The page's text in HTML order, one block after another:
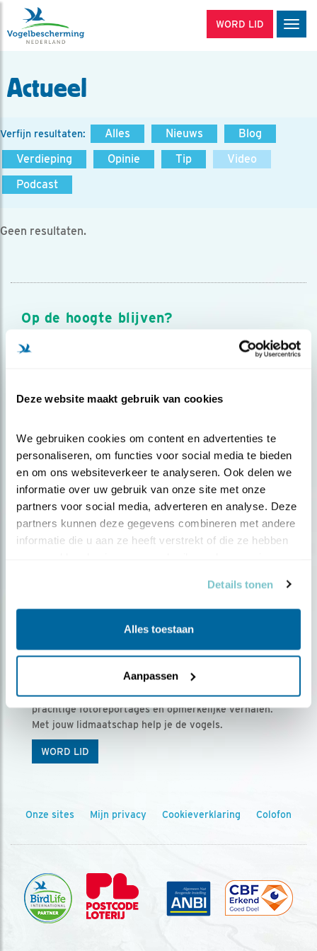
Deze website maakt gebruik van cookies
We gebruiken cookies om content en advertenties te
personaliseren, om functies voor social media te bieden
en om ons websiteverkeer te analyseren. Ook delen we
informatie over uw gebruik van onze site met onze
partners voor social media, adverteren en analyse. Deze
partners kunnen deze gegevens combineren met andere
informatie die u aan ze heeft verstrekt of die ze hebben
Details tonen
Alles toestaan
Aanpassen
WORD LID
Actueel
Verfijn resultaten: Alles Nieuws
Blog
Verdieping
Opinie Tip
Video
Podcast
Geen resultaten.
Op de hoogte blijven?
Meld je aan en ontvang nieuws, inspiratie, acties en tips
over vogels en activiteiten van Vogelbescherming.
Ontvang 5 x Vogels voor € 36,00 per jaar
Vogels is het tijdschrift voor onze leden, met
prachtige fotoreportages en opmerkelijke verhalen.
Met jouw lidmaatschap help je de vogels.
WORD LID
Onze sites Mijn privacy Cookieverklaring Colofon